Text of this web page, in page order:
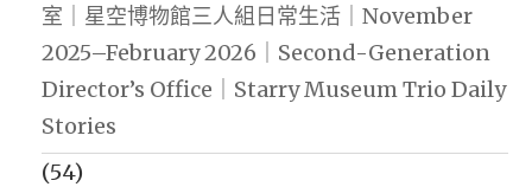
室｜星空博物館三人組日常生活｜November
2025–February 2026｜Second-Generation
Director’s Office｜Starry Museum Trio Daily
Stories
(54)